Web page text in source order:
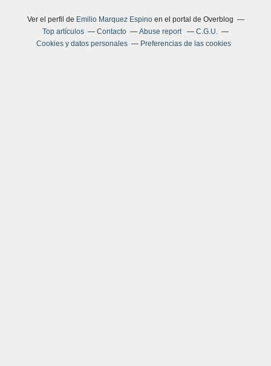
Ver el perfil de Emilio Marquez Espinoen el portal de Overblog
Top artículos
Contacto Abuse report
C.G.U.
Cookies y datos personales
Preferencias de las cookies